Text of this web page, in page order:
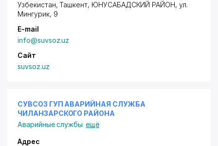
Узбекистан, Ташкент, ЮНУСАБАДСКИЙ РАЙОН, ул.
Мингурик, 9
E-mail
info@suvsoz.uz
Сайт
suvsoz.uz
СУВСОЗ ГУП АВАРИЙНАЯ СЛУЖБА
ЧИЛАНЗАРСКОГО РАЙОНА
Аварийные службы ещё
Адрес